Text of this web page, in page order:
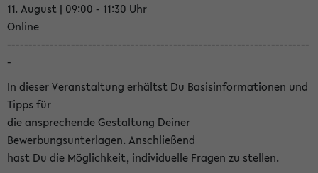
11. August | 09:00 - 11:30 Uhr
Online
-----------------------------------------------------------------------
-
In dieser Veranstaltung erhältst Du Basisinformationen und
Tipps für
die ansprechende Gestaltung Deiner
Bewerbungsunterlagen. Anschließend
hast Du die Möglichkeit, individuelle Fragen zu stellen.